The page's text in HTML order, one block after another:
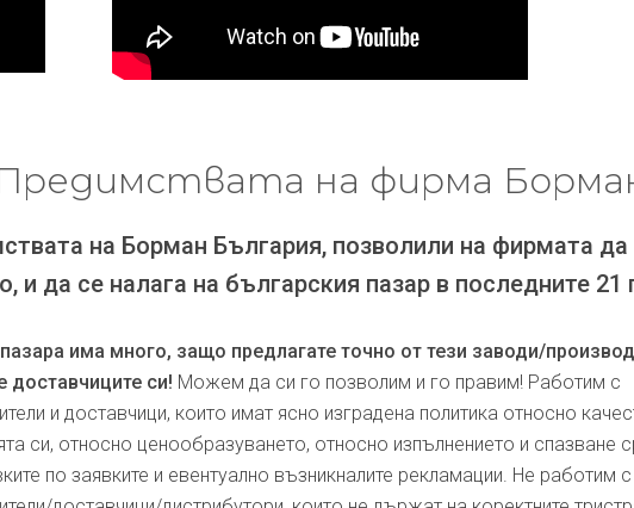
на фирма
на Борман България, позволили на фирмата да
и да се налага на българския пазар в последните 21
има много, защо предлагате точно от тези заводи/
доставчиците си! Можем да си го позволим и го правим! Работим с
и доставчици, които имат ясно изградена политика относно
си, относно ценообразуването, относно изпълнението и спазване
по заявките и евентуално възникналите рекламации. Не работим